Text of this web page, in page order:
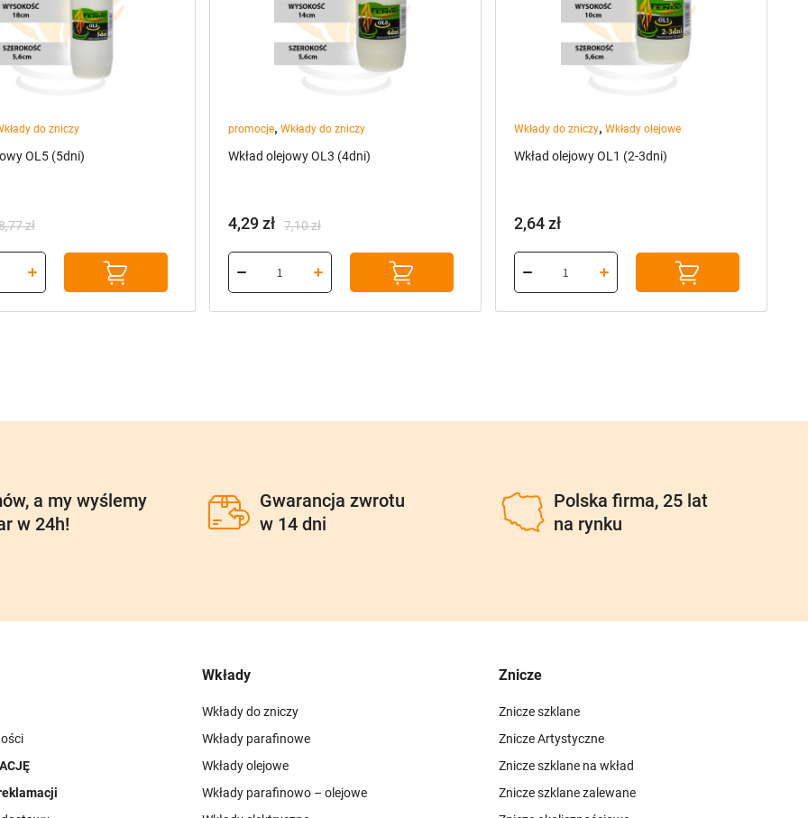
do zniczy
OL5 (5dni)
zł
promocje, Wkłady do zniczy
Wkład olejowy OL3 (4dni)
7,10zł
wynosiła:
4,29zł
wynosi:
Wkłady do zniczy,Wkłady olejowe
Wkład olejowy OL1 (2-3dni)
2,64zł
a my wyślemy
w 24h!
Gwarancja zwrotu
w 14 dni
Polska firma, 25 lat
na rynku
Wkłady
Wkłady do zniczy
Wkłady parafinowe
Wkłady olejowe
Wkłady parafinowo – olejowe
Znicze
Znicze szklane
Znicze Artystyczne
Znicze szklane na wkład
Znicze szklane zalewane